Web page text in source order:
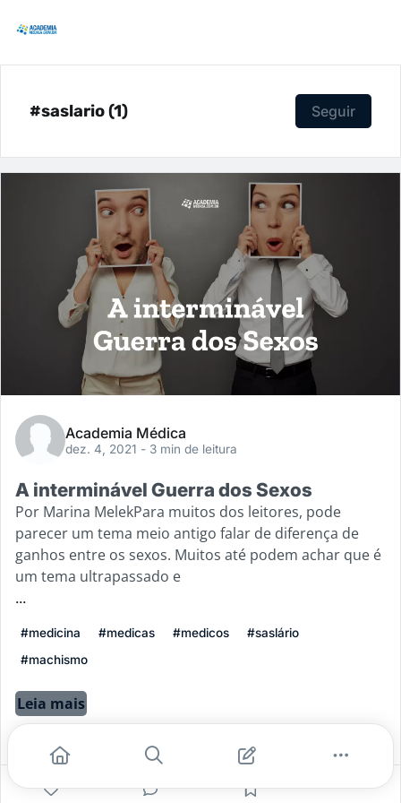
#saslario (1) Seguir
Academia Médica
dez. 4, 2021 - 3 min de leitura
A interminável Guerra dos Sexos
Por Marina MelekPara muitos dos leitores, pode
parecer um tema meio antigo falar de diferença de
ganhos entre os sexos. Muitos até podem achar que é
um tema ultrapassado e
...
#medicina #medicas #medicos
#saslário
#machismo
Leia mais